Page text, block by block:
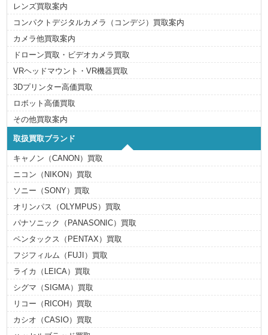
レンズ買取案内
コンパクトデジタルカメラ（コンデジ）買取案内
カメラ他買取案内
ドローン買取・ビデオカメラ買取
VRヘッドマウント・VR機器買取
3Dプリンター高価買取
ロボット高価買取
その他買取案内
取扱買取ブランド
キャノン（CANON）買取
ニコン（NIKON）買取
ソニー（SONY）買取
オリンパス（OLYMPUS）買取
パナソニック（PANASONIC）買取
ペンタックス（PENTAX）買取
フジフィルム（FUJI）買取
ライカ（LEICA）買取
シグマ（SIGMA）買取
リコー（RICOH）買取
カシオ（CASIO）買取